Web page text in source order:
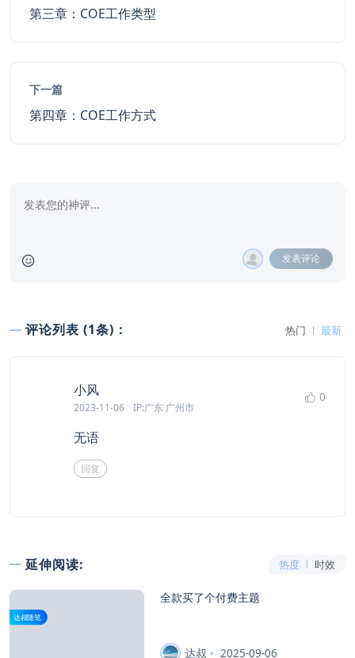
第三章：COE工作类型
下一篇
第四章：COE工作方式
发表评论
评论列表 (1条)： 热门 最新
0
小风says:
2023-11-06 IP:广东 广州市
无语
回复
延伸阅读: 热度 时效
达叔随笔
全款买了个付费主题
达叔 2025-09-06